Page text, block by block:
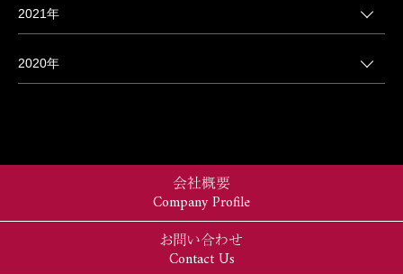
2021年
2020年
会社概要
Company Profile
お問い合わせ
Contact Us